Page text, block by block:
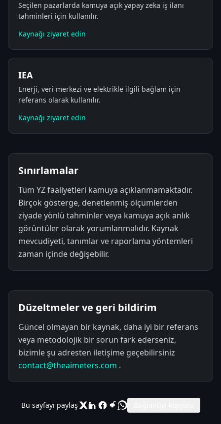
Seçilen pazarlarda kamuya açık yapay zeka iş ilanı
tahminleri için kullanılır.
Kaynağı ziyaret edin
IEA
Enerji, veri merkezi ve elektrikle ilgili bağlam için
referans olarak kullanılır.
Kaynağı ziyaret edin
Sınırlamalar
Tüm YZ faaliyetleri kamuya açıklanmamaktadır.
Birçok gösterge, denetlenmiş ölçümlerden
ziyade yönlü tahminler veya kamuya açık anlık
görüntüler olarak yorumlanmalıdır. Kaynak
mevcudiyeti, tanımlar ve raporlama yöntemleri
zaman içinde değişebilir.
Düzeltmeler ve geri bildirim
Güncel olmayan bir kaynak, daha iyi bir referans
veya metodolojik bir sorun fark ederseniz,
bizimle şu adresten iletişime geçebilirsiniz
contact@theaimeters.com .
Bu sayfayı paylaş